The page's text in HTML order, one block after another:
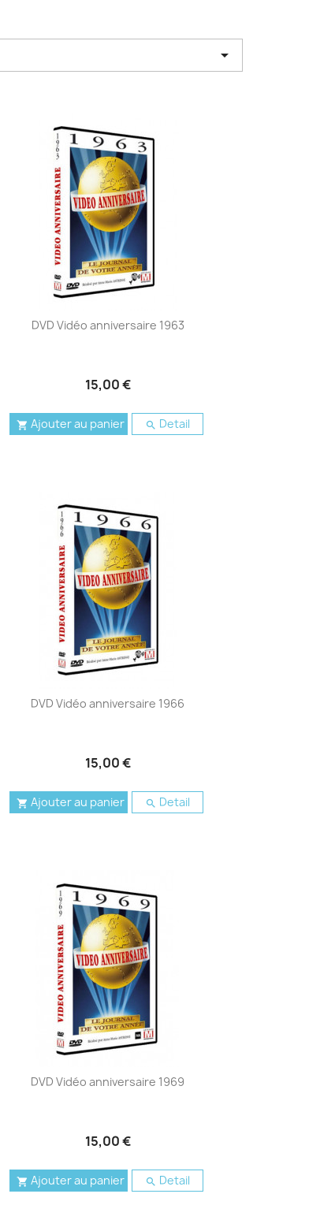

DVD Vidéo anniversaire 1963
15,00 €
 Ajouter au panier  Detail
DVD Vidéo anniversaire 1966
15,00 €
 Ajouter au panier  Detail
DVD Vidéo anniversaire 1969
15,00 €
 Ajouter au panier  Detail